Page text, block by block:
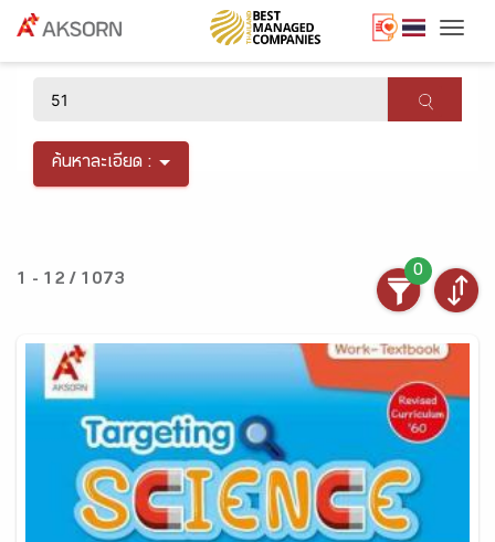
ค้นหาละเอียด :
1 - 12 / 1073
0